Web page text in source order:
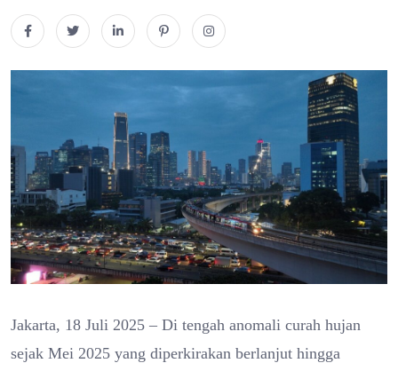
Jakarta, 18 Juli 2025 – Di tengah anomali curah hujan
sejak Mei 2025 yang diperkirakan berlanjut hingga